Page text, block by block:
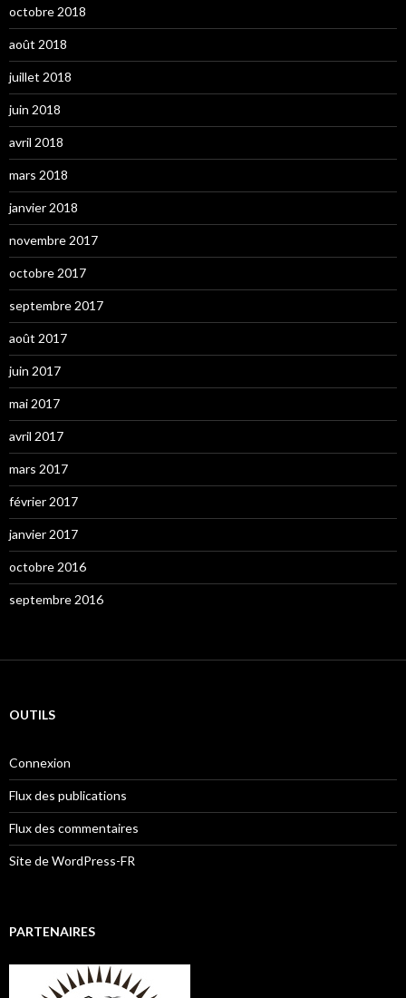
octobre 2018
août 2018
juillet 2018
juin 2018
avril 2018
mars 2018
janvier 2018
novembre 2017
octobre 2017
septembre 2017
août 2017
juin 2017
mai 2017
avril 2017
mars 2017
février 2017
janvier 2017
octobre 2016
septembre 2016
OUTILS
Connexion
Flux des publications
Flux des commentaires
Site de WordPress-FR
PARTENAIRES